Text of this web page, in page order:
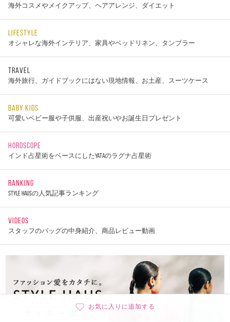
お気に入りに追加する
海外コスメやメイクアップ、ヘアアレンジ、ダイエット
LIFESTYLE
オシャレな海外インテリア、家具やベッドリネン、タンブラー
TRAVEL
海外旅行、ガイドブックにはない現地情報、お土産、スーツケース
BABY KIDS
可愛いベビー服や子供服、出産祝いやお誕生日プレゼント
HOROSCOPE
インド占星術をベースにしたYATAのラグナ占星術
RANKING
STYLE HAUSの人気記事ランキング
VIDEOS
スタッフのバッグの中身紹介、商品レビュー動画